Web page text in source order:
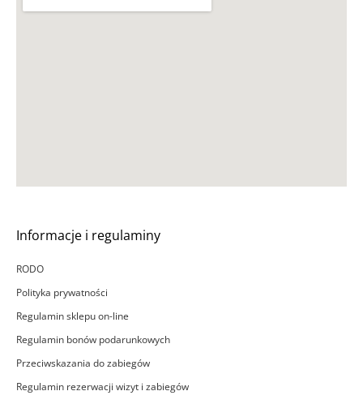
Informacje i regulaminy
RODO
Polityka prywatności
Regulamin sklepu on-line
Regulamin bonów podarunkowych
Przeciwskazania do zabiegów
Regulamin rezerwacji wizyt i zabiegów